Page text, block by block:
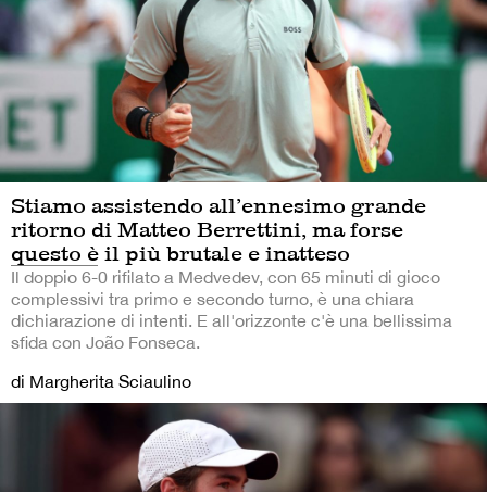
Stiamo assistendo all’ennesimo grande
ritorno di Matteo Berrettini, ma forse
questo è il più brutale e inatteso
Il doppio 6-0 rifilato a Medvedev, con 65 minuti di gioco
complessivi tra primo e secondo turno, è una chiara
dichiarazione di intenti. E all'orizzonte c'è una bellissima
sfida con João Fonseca.
di Margherita Sciaulino